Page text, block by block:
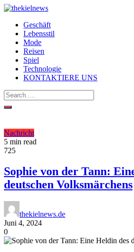
Geschäft
Lebensstil
Mode
Reisen
Spiel
Technologie
KONTAKTIERE UNS
Nachricht
5 min read
725
Sophie von der Tann:
deutschen Volksmärchens
thekielnews.de
Juni 4, 2024
0